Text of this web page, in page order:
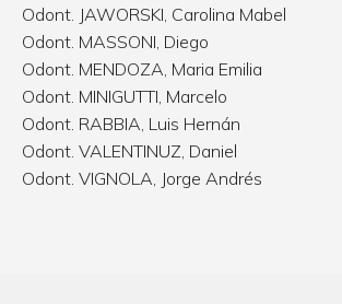
Odont. JAWORSKI, Carolina Mabel
Odont. MASSONI, Diego
Odont. MENDOZA, Maria Emilia
Odont. MINIGUTTI, Marcelo
Odont. RABBIA, Luis Hernán
Odont. VALENTINUZ, Daniel
Odont. VIGNOLA, Jorge Andrés